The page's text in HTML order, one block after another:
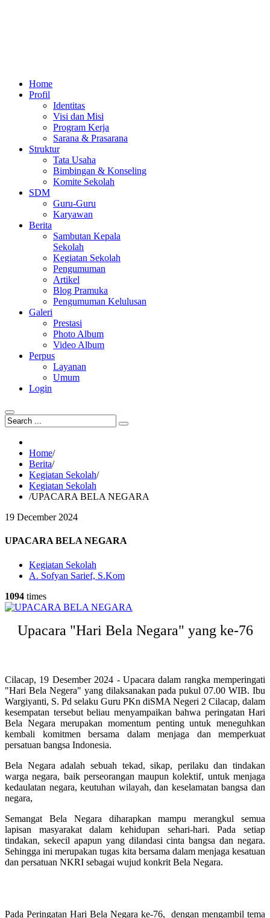
Home
Profil
Identitas
Visi dan Misi
Program Kerja
Sarana & Prasarana
Struktur
Tata Usaha
Bimbingan & Konseling
Komite Sekolah
SDM
Guru-Guru
Karyawan
Berita
Sambutan Kepala
Sekolah
Kegiatan Sekolah
Pengumuman
Artikel
Blog Pramuka
Pengumuman Kelulusan
Galeri
Prestasi
Photo Album
Video Album
Perpus
Layanan
Umum
Login
Home/
Berita/
Kegiatan Sekolah/
Kegiatan Sekolah
/UPACARA BELA NEGARA
19 December 2024
UPACARA BELA NEGARA
Kegiatan Sekolah
A. Sofyan Sarief, S.Kom
1094 times
Upacara "Hari Bela Negara" yang ke-76
Cilacap, 19 Desember 2024 - Upacara dalam rangka memperingati
"Hari Bela Negera" yang dilaksanakan pada pukul 07.00 WIB. Ibu
Wargiyanti, S. Pd selaku Guru PKn diSMA Negeri 2 Cilacap, dalam
kesempatan tersebut beliau menyampaikan bahwa peringatan Hari
Bela Negara merupakan momentum penting untuk meneguhkan
kembali komitmen bersama dalam menjaga dan memperkuat
persatuan bangsa Indonesia.
Bela Negara adalah sebuah tekad, sikap, perilaku dan tindakan
warga negara, baik perseorangan maupun kolektif, untuk menjaga
kedaulatan negara, keutuhan wilayah, dan keselamatan bangsa dan
negara,
Semangat Bela Negara diharapkan mampu merangkul semua
lapisan masyarakat dalam kehidupan sehari-hari. Pada setiap
tindakan, sekecil apapun yang dilandasi cinta bangsa dan negara.
Sehingga ini merupakan tugas kita bersama dalam menjaga kesatuan
dan persatuan NKRI sebagai wujud konkrit Bela Negara.
Pada Peringatan Hari Bela Negara ke-76, dengan mengambil tema